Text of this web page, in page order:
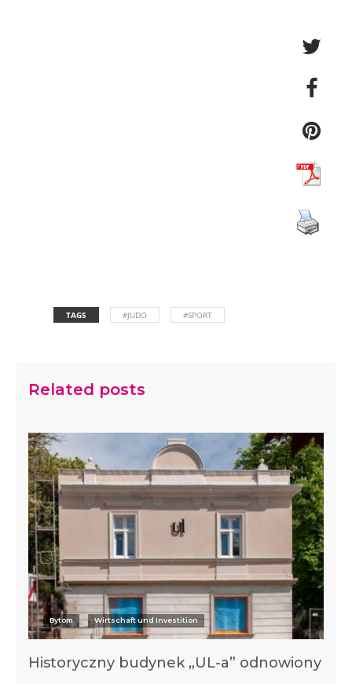
TAGS #JUDO #SPORT
Related posts
Bytom Wirtschaft und Investition
Historyczny budynek „UL-a” odnowiony